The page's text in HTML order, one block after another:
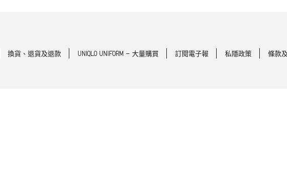
換貨、退貨及退款 UNIQLO UNIFORM - 大量購買 訂閱電子報 私隱政策 條款